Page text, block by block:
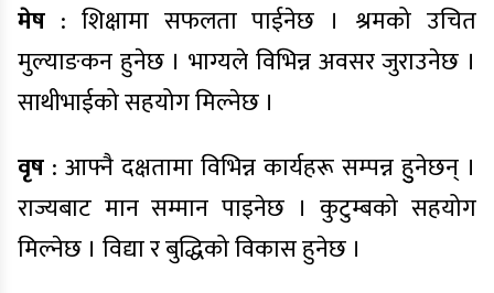
मेष : शिक्षामा सफलता पाईनेछ । श्रमको उचित
मुल्याङकन हुनेछ । भाग्यले विभिन्न अवसर जुराउनेछ ।
साथीभाईको सहयोग मिल्नेछ ।
वृष : आफ्नै दक्षतामा विभिन्न कार्यहरू सम्पन्न हुुनेछन् ।
राज्यबाट मान सम्मान पाइनेछ । कुटुम्बको सहयोग
मिल्नेछ । विद्या र बुद्धिको विकास हुनेछ ।